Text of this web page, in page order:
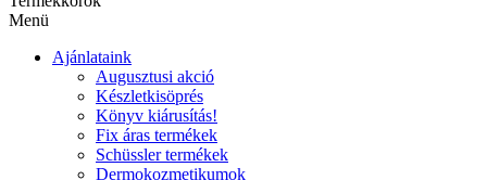
Menü
Ajánlataink
Augusztusi akció
Készletkisöprés
Könyv kiárusítás!
Fix áras termékek
Schüssler termékek
Dermokozmetikumok